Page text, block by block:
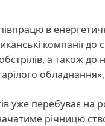
в
компанії до
а також
уже перебуває на
річницю